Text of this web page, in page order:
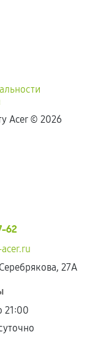
Acer © 2026
62
27А
21:00